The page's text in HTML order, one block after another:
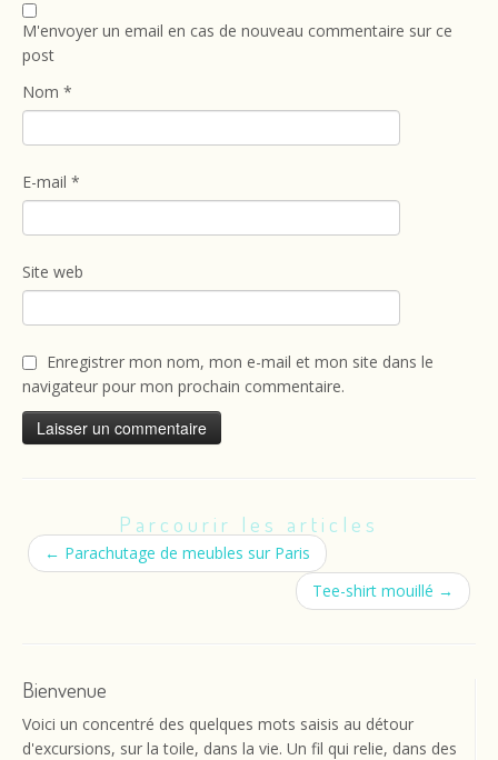
M'envoyer un email en cas de nouveau commentaire sur ce
post
Nom *
E-mail *
Site web
Enregistrer mon nom, mon e-mail et mon site dans le
navigateur pour mon prochain commentaire.
Parcourir les articles
← Parachutage de meubles sur Paris
Tee-shirt mouillé →
Bienvenue
Voici un concentré des quelques mots saisis au détour
d'excursions, sur la toile, dans la vie. Un fil qui relie, dans des